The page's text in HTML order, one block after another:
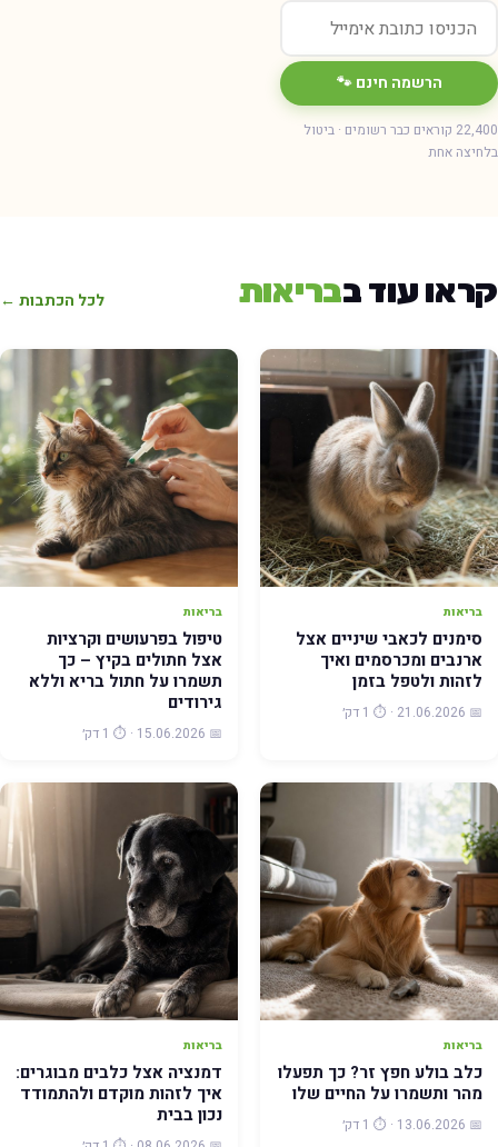
הרשמה חינם 🐾
22,400 קוראים כבר רשומים · ביטול
אחת
עוד בבריאות לכל הכתבות ←
בריאות
סימנים לכאבי שיניים אצל
ארנבים ומכרסמים ואיך
לזהות ולטפל בזמן
📅 21.06.2026 · ⏱️ 1 דק׳
בריאות
טיפול בפרעושים וקרציות
אצל חתולים בקיץ – כך
תשמרו על חתול בריא וללא
גירודים
📅 15.06.2026 · ⏱️ 1 דק׳
בריאות
כלב בולע חפץ זר? כך תפעלו
מהר ותשמרו על החיים שלו
📅 13.06.2026 · ⏱️ 1 דק׳
בריאות
דמנציה אצל כלבים מבוגרים:
איך לזהות מוקדם ולהתמודד
נכון בבית